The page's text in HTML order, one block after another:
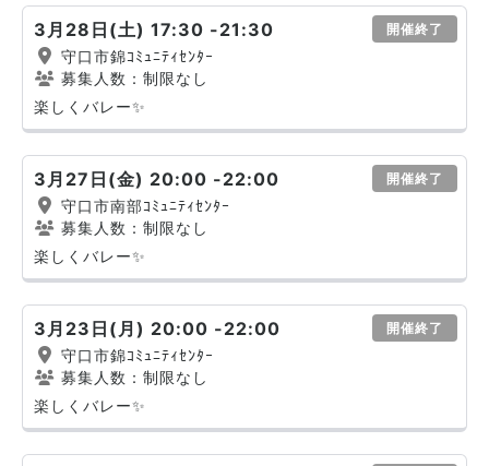
3月28日(土) 17:30 -21:30 開催終了
守口市錦ｺﾐｭﾆﾃｨｾﾝﾀｰ
募集人数：制限なし
楽しくバレー✨
3月27日(金) 20:00 -22:00 開催終了
守口市南部ｺﾐｭﾆﾃｨｾﾝﾀｰ
募集人数：制限なし
楽しくバレー✨
3月23日(月) 20:00 -22:00 開催終了
守口市錦ｺﾐｭﾆﾃｨｾﾝﾀｰ
募集人数：制限なし
楽しくバレー✨